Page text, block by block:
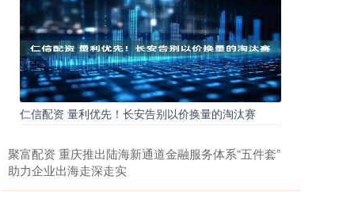
仁信配资 量利优先！长安告别以价换量的淘汰赛
聚富配资 重庆推出陆海新通道金融服务体系“五件套”
助力企业出海走深走实